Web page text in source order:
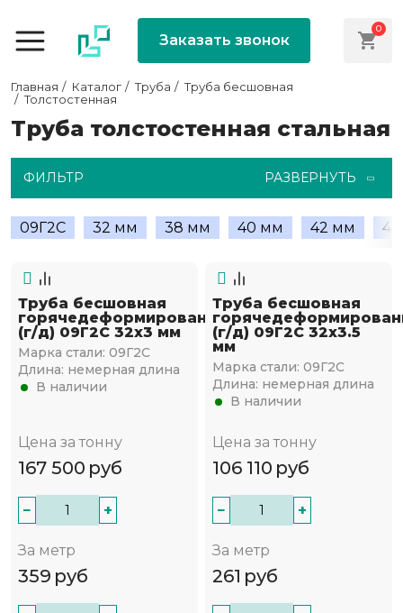
Заказать звонок
0
Главная Каталог Труба
Труба бесшовная
Толстостенная
Труба толстостенная стальная
ФИЛЬТР РАЗВЕРНУТЬ
09Г2С 32 мм 38 мм 40 мм 42 мм
Труба бесшовная
горячедеформированная
(г/д) 09Г2С 32х3 мм
Марка стали: 09Г2С
Длина: немерная длина
В наличии
Цена за тонну
167 500 руб
− +
За метр
359 руб
Труба бесшовная
(г/д) 09Г2С 32х3.5
мм
Марка стали: 09Г2С
Длина: немерная длина
В наличии
Цена за тонну
106 110 руб
− +
За метр
261 руб